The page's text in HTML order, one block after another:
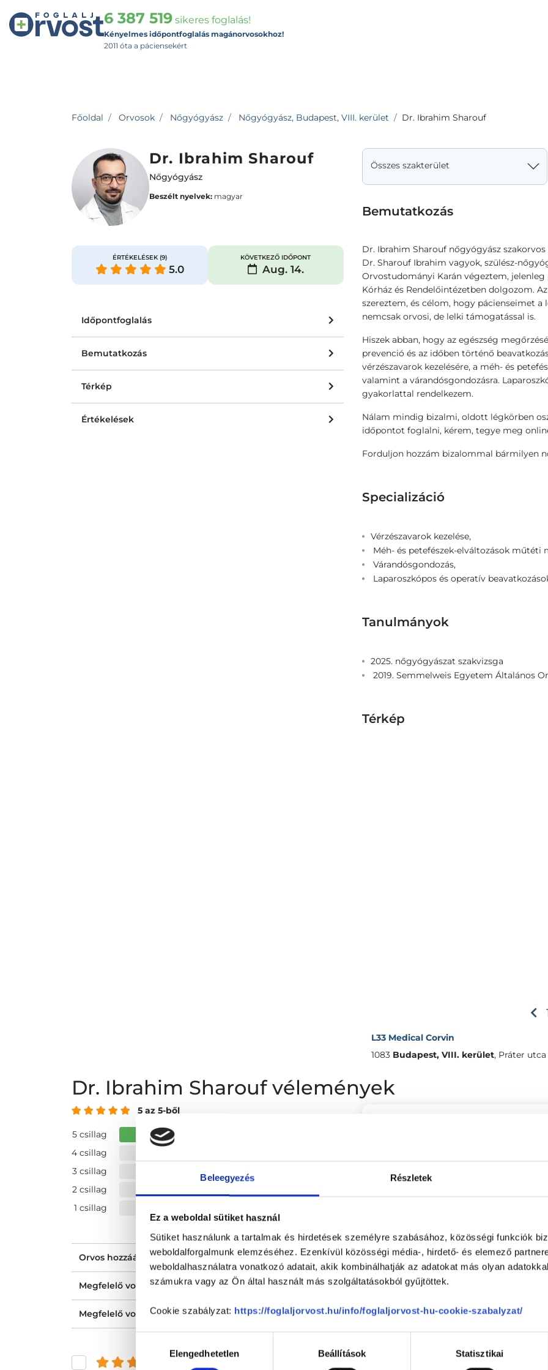
Beleegyezés Részletek
Ez a weboldal sütiket használ
Sütiket használunk a tartalmak és hirdetések személyre szabásához, közösségi funkciók
weboldalforgalmunk elemzéséhez. Ezenkívül közösségi média-, hirdető- és elemező
weboldalhasználatra vonatkozó adatait, akik kombinálhatják az adatokat más olyan
számukra vagy az Ön által használt más szolgáltatásokból gyűjtöttek.
Cookie szabályzat: https://foglaljorvost.hu/info/foglaljorvost-hu-cookie-szabalyzat/
kiválasztásaElengedhetetlen Beállítások Statisztikai
6 387 519 sikeres foglalás!
Kényelmes időpontfoglalás magánorvosokhoz!
2011 óta a páciensekért
Főoldal Orvosok Nőgyógyász Nőgyógyász, Budapest, VIII. kerület Dr. Ibrahim Sharouf
Dr. Ibrahim Sharouf
Nőgyógyász
Beszélt nyelvek: magyar
ÉRTÉKELÉSEK (9)
5.0
KÖVETKEZŐ IDŐPONT
Aug. 14.
Időpontfoglalás
Bemutatkozás
Térkép
Értékelések
Összes szakterület
Bemutatkozás
Dr. Ibrahim Sharouf nőgyógyász
Dr. Sharouf Ibrahim vagyok, szülész-
Orvostudományi Karán végeztem,
Kórház és Rendelőintézetben dolgozom.
szereztem, és célom, hogy pácienseimet
nemcsak orvosi, de lelki támogatással is.
Hiszek abban, hogy az egészség
prevenció és az időben történő
vérzészavarok kezelésére, a méh- és
valamint a várandósgondozásra.
gyakorlattal rendelkezem.
Nálam mindig bizalmi, oldott légkörben
időpontot foglalni, kérem, tegye meg
Forduljon hozzám bizalommal bármilyen
Specializáció
Vérzészavarok kezelése,
Méh- és petefészek-elváltozások műtéti
Várandósgondozás,
Laparoszkópos és operatív
Tanulmányok
2025. nőgyógyászat szakvizsga
2019. Semmelweis Egyetem Általános
Térkép
L33 Medical Corvin
1083 Budapest, VIII. kerület, Práter utca
Dr. Ibrahim Sharouf vélemények
5 az 5-ből
5 csillag
4 csillag
3 csillag
2 csillag
1 csillag
Orvos hozzáállása, figyelmessége, kedvessége 5
Megfelelő volt a tájékoztatásod? 5
Megfelelő volt az ellátásod? 5
és felette
Kedves volt, nagyon alaposan
kérdéseimre, tudom ajánlani.
Csilla Mária
(ellenőrzött értékelés)
Dr. Ibrahim Sharouf Csak ajánlani